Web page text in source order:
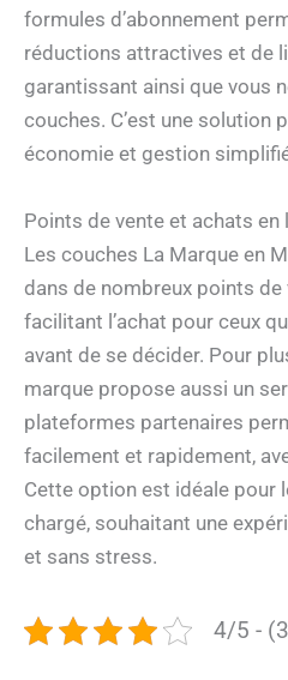
formules d’abonnement
réductions attractives et de
garantissant ainsi que vous
couches. C’est une solution
économie et gestion
Points de vente et achats en
Les couches La Marque en
dans de nombreux points de
facilitant l’achat pour ceux
avant de se décider. Pour
marque propose aussi un
plateformes partenaires
facilement et rapidement,
Cette option est idéale pour
chargé, souhaitant une
et sans stress.
4/5 -